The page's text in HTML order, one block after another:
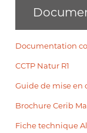
Documentation
CCTP Natur R1
Guide de mise en
Brochure Cerib
Fiche technique